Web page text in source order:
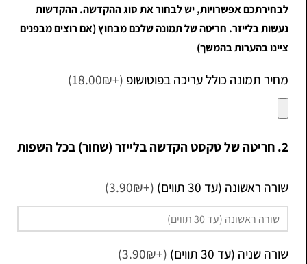
לבחירתכם אפשרויות, יש לבחור את סוג ההקדשה. ההקדשות
נעשות בלייזר. חריטה של תמונה שלכם מבחוץ (אם רוצים מבפנים
ציינו בהערות בהמשך)
מחיר תמונה כולל עריכה בפוטושופ (+18.00₪)
2. חריטה של טקסט הקדשה בלייזר (שחור) בכל השפות
שורה ראשונה (עד 30 תווים) (+3.90₪)
שורה שניה (עד 30 תווים) (+3.90₪)